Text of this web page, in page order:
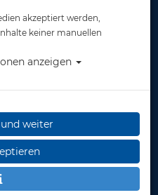
akzeptiert werden,
keiner manuellen
anzeigen
weiter